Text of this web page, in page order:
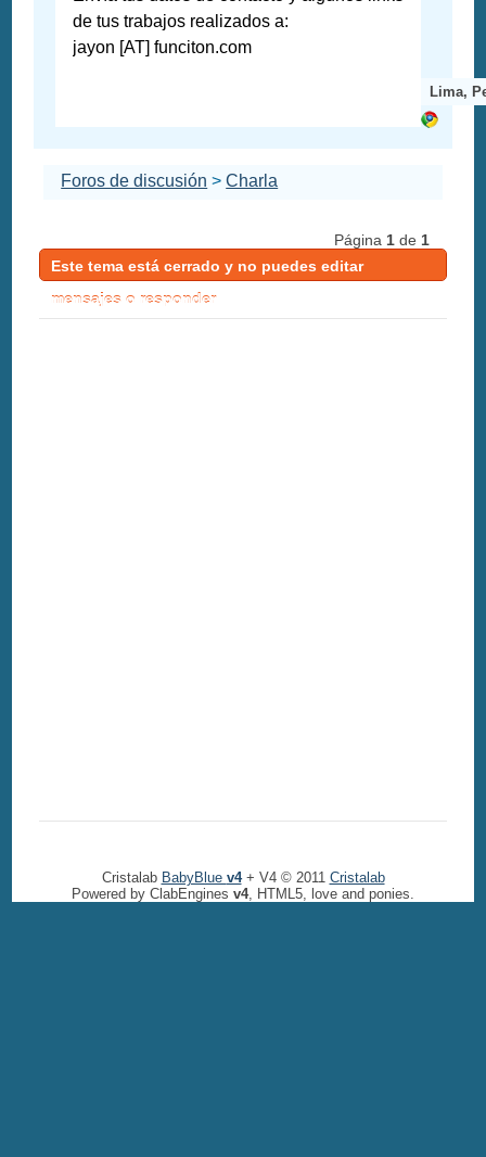
de tus trabajos realizados a:
jayon [AT] funciton.com
Lima,
Foros de discusión >Charla
Página 1de 1
Este tema está cerrado y no puedes editar
mensajes o responder
Cristalab BabyBlue v4+ V4 © 2011 Cristalab
Powered by ClabEngines v4, HTML5, love and ponies.